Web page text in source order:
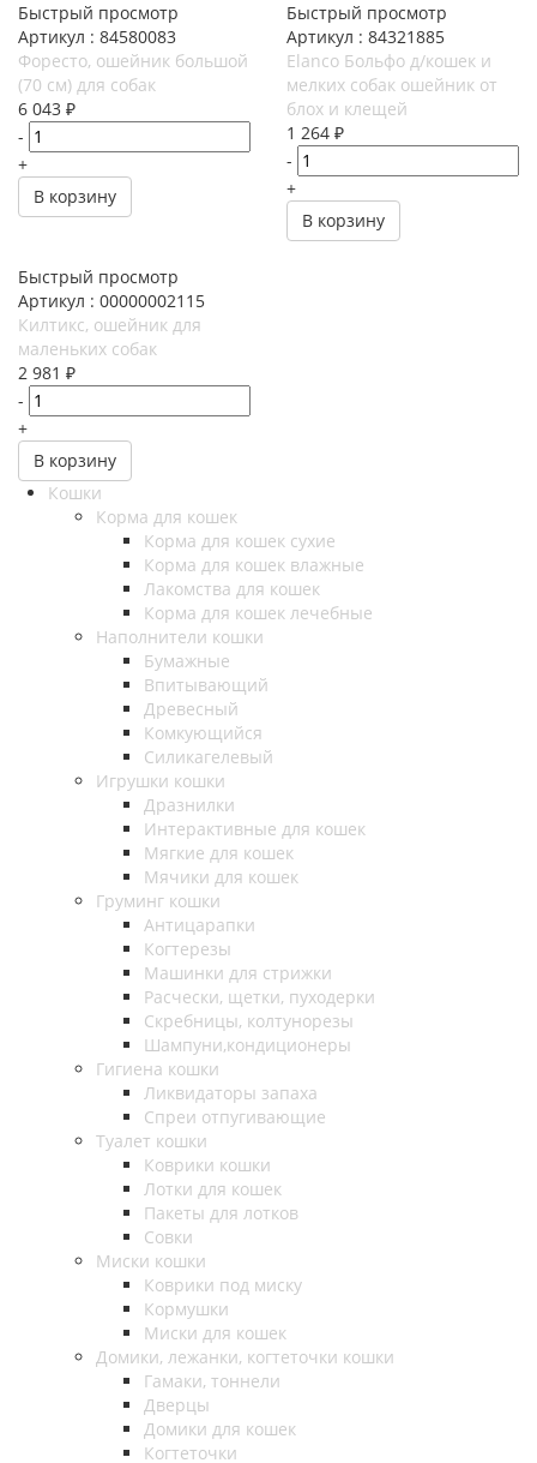
Быстрый просмотр
Артикул : 84580083
Форесто, ошейник большой
(70 см) для собак
6 043 ₽
-
+
В корзину
Быстрый просмотр
Артикул : 84321885
Elanco Больфо д/кошек и
мелких собак ошейник от
блох и клещей
1 264 ₽
-
+
В корзину
Быстрый просмотр
Артикул : 00000002115
Килтикс, ошейник для
маленьких собак
2 981 ₽
-
+
В корзину
Кошки
Корма для кошек
Корма для кошек сухие
Корма для кошек влажные
Лакомства для кошек
Корма для кошек лечебные
Наполнители кошки
Бумажные
Впитывающий
Древесный
Комкующийся
Силикагелевый
Игрушки кошки
Дразнилки
Интерактивные для кошек
Мягкие для кошек
Мячики для кошек
Груминг кошки
Антицарапки
Когтерезы
Машинки для стрижки
Расчески, щетки, пуходерки
Скребницы, колтунорезы
Шампуни,кондиционеры
Гигиена кошки
Ликвидаторы запаха
Спреи отпугивающие
Туалет кошки
Коврики кошки
Лотки для кошек
Пакеты для лотков
Совки
Миски кошки
Коврики под миску
Кормушки
Миски для кошек
Домики, лежанки, когтеточки кошки
Гамаки, тоннели
Дверцы
Домики для кошек
Когтеточки